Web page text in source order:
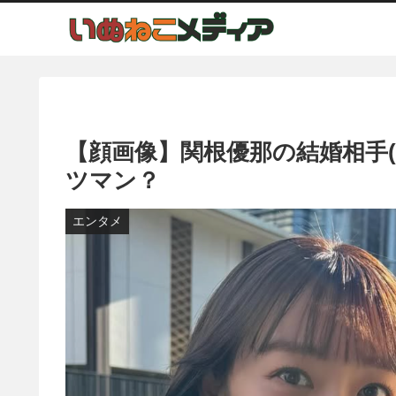
【顔画像】関根優那の結婚相
ツマン？
エンタメ